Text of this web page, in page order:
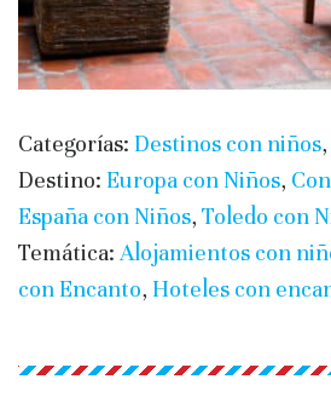
Categorías: Destinos con niños,
Destino: Europa con Niños,
España con Niños, Toledo con
Temática: Alojamientos con
con Encanto, Hoteles con